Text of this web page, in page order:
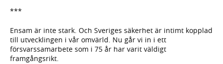
***
Ensam är inte stark. Och Sveriges säkerhet är intimt kopplad
till utvecklingen i vår omvärld. Nu går vi in i ett
försvarssamarbete som i 75 år har varit väldigt
framgångsrikt.